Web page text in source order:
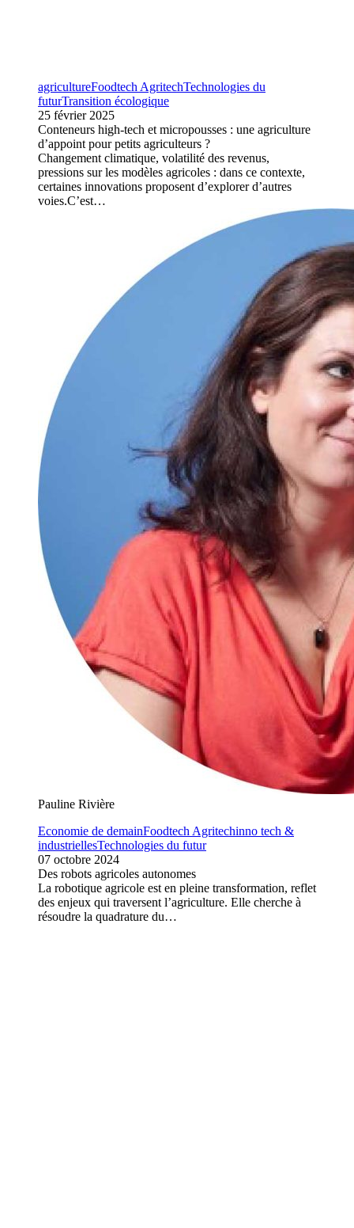
agricultureFoodtech AgritechTechnologies du
futurTransition écologique
25 février 2025
Conteneurs high-tech et micropousses : une agriculture
d’appoint pour petits agriculteurs ?
Changement climatique, volatilité des revenus,
pressions sur les modèles agricoles : dans ce contexte,
certaines innovations proposent d’explorer d’autres
voies.C’est…
Pauline Rivière
Economie de demainFoodtech Agritechinno tech &
industriellesTechnologies du futur
07 octobre 2024
Des robots agricoles autonomes
La robotique agricole est en pleine transformation, reflet
des enjeux qui traversent l’agriculture. Elle cherche à
résoudre la quadrature du…